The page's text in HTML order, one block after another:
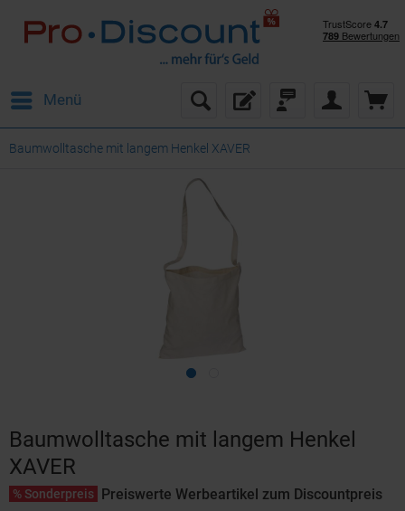
Menü
Baumwolltasche mit langem Henkel XAVER
Baumwolltasche mit langem Henkel
XAVER
% Sonderpreis Preiswerte Werbeartikel zum Discountpreis